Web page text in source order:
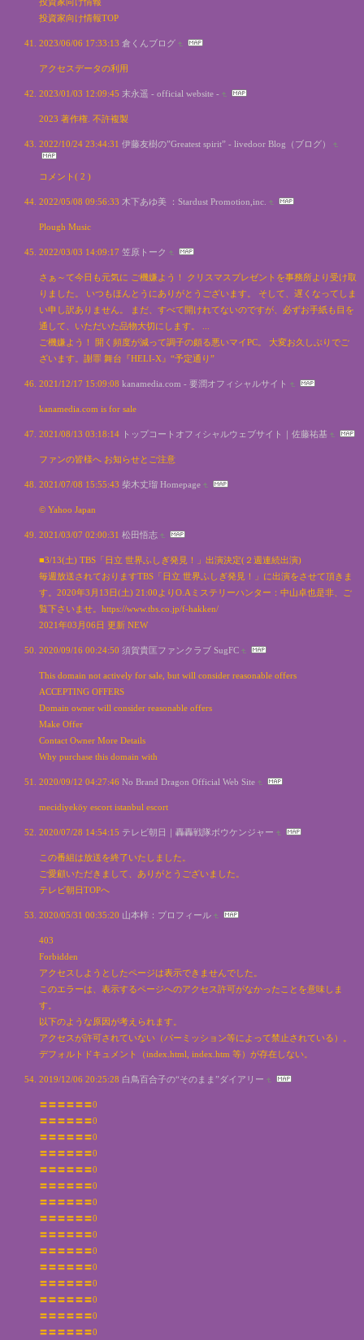
投資家向け情報TOP
2023/06/06 17:33:13 倉くんブログ
アクセスデータの利用
2023/01/03 12:09:45 末永遥 - official website -
2023 著作権. 不許複製
2022/10/24 23:44:31 伊藤友樹の”Greatest spirit” - livedoor Blog（ブログ）
コメント( 2 )
2022/05/08 09:56:33 木下あゆ美 ：Stardust Promotion,inc.
Plough Music
2022/03/03 14:09:17 笠原トーク
さぁ～て今日も元気に ご機嫌よう！ クリスマスプレゼントを事務所より受け取
りました。 いつもほんとうにありがとうございます。 そして、遅くなってしま
い申し訳ありません。 まだ、すべて開けれてないのですが、必ずお手紙も目を
通して、いただいた品物大切にします。 ...
ご機嫌よう！ 開く頻度が減って調子の頗る悪いマイPC。 大変お久しぶりでご
ざいます。謝罪 舞台『HELI-X』“予定通り”
2021/12/17 15:09:08 kanamedia.com - 要潤オフィシャルサイト
kanamedia.com is for sale
2021/08/13 03:18:14 トップコートオフィシャルウェブサイト｜佐藤祐基
ファンの皆様へ お知らせとご注意
2021/07/08 15:55:43 柴木丈瑠 Homepage
© Yahoo Japan
2021/03/07 02:00:31 松田悟志
■3/13(土) TBS「日立 世界ふしぎ発見！」出演決定(２週連続出演)
毎週放送されておりますTBS「日立 世界ふしぎ発見！」に出演をさせて頂きま
す。2020年3月13日(土) 21:00よりO.Aミステリーハンター：中山卓也是非、ご
覧下さいませ。https://www.tbs.co.jp/f-hakken/
2021年03月06日 更新 NEW
2020/09/16 00:24:50 須賀貴匡ファンクラブ SugFC
This domain not actively for sale, but will consider reasonable offers
ACCEPTING OFFERS
Domain owner will consider reasonable offers
Make Offer
Contact Owner More Details
Why purchase this domain with
2020/09/12 04:27:46 No Brand Dragon Official Web Site
mecidiyeköy escort istanbul escort
2020/07/28 14:54:15 テレビ朝日｜轟轟戦隊ボウケンジャー
この番組は放送を終了いたしました。
ご愛顧いただきまして、ありがとうございました。
テレビ朝日TOPへ
2020/05/31 00:35:20 山本梓：プロフィール
403
Forbidden
アクセスしようとしたページは表示できませんでした。
このエラーは、表示するページへのアクセス許可がなかったことを意味しま
す。
以下のような原因が考えられます。
アクセスが許可されていない（パーミッション等によって禁止されている）。
デフォルトドキュメント（index.html, index.htm 等）が存在しない。
2019/12/06 20:25:28 白鳥百合子の“そのまま”ダイアリー
〓〓〓〓〓〓0
〓〓〓〓〓〓0
〓〓〓〓〓〓0
〓〓〓〓〓〓0
〓〓〓〓〓〓0
〓〓〓〓〓〓0
〓〓〓〓〓〓0
〓〓〓〓〓〓0
〓〓〓〓〓〓0
〓〓〓〓〓〓0
〓〓〓〓〓〓0
〓〓〓〓〓〓0
〓〓〓〓〓〓0
〓〓〓〓〓〓0
〓〓〓〓〓〓0